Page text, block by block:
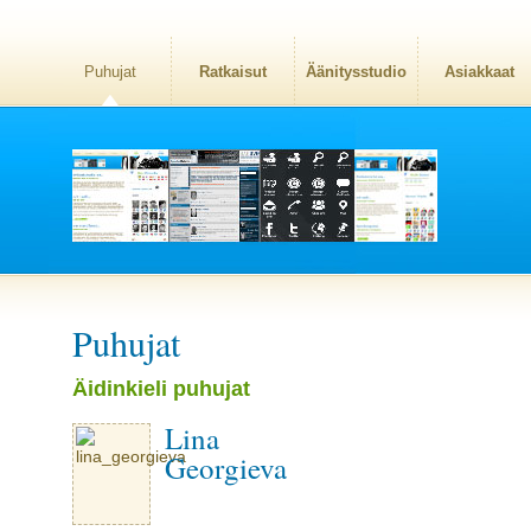
Puhujat Ratkaisut Äänitysstudio Asiakkaat
Puhujat
Äidinkieli puhujat
Lina
Georgieva